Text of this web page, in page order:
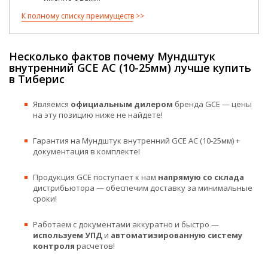
К полному списку преимуществ
Несколько фактов почему Мундштук
внутренний GCE AC (10-25мм) лучше купить
в Тиберис
Являемся официальным дилером бренда GCE — цены
на эту позицию ниже не найдете!
Гарантия на Мундштук внутренний GCE AC (10-25мм) +
документация в комплекте!
Продукция GCE поступает к нам напрямую со склада
дистрибьютора — обеспечим доставку за минимальные
сроки!
Работаем с документами аккуратно и быстро —
используем УПДи автоматизированную систему
контроля расчетов!